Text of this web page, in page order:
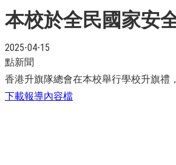
本校於全民國家安
2025-04-15
點新聞
香港升旗隊總會在本校舉行學校升旗禮
下載報導內容檔